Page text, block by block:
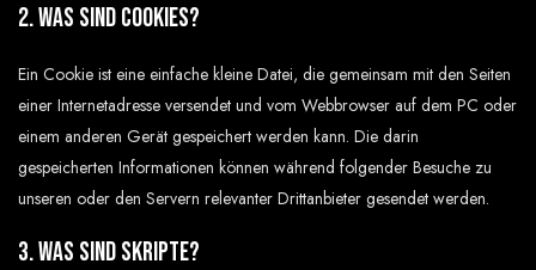
2. Was sind Cookies?
Ein Cookie ist eine einfache kleine Datei, die gemeinsam mit den Seiten
einer Internetadresse versendet und vom Webbrowser auf dem PC oder
einem anderen Gerät gespeichert werden kann. Die darin
gespeicherten Informationen können während folgender Besuche zu
unseren oder den Servern relevanter Drittanbieter gesendet werden.
3. Was sind Skripte?